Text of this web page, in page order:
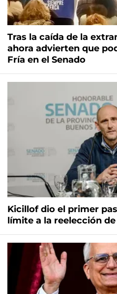
Tras la caída de la
ahora advierten que
Fría en el Senado
Kicillof dio el primer
límite a la reelección